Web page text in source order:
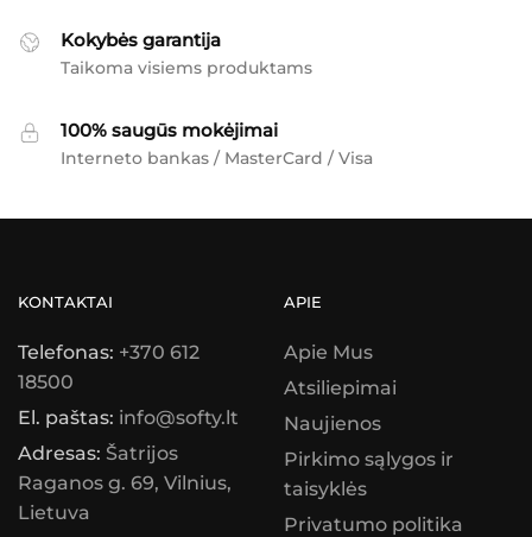
Kokybės garantija
Taikoma visiems produktams
100% saugūs mokėjimai
Interneto bankas / MasterCard / Visa
KONTAKTAI
Telefonas: +370 612
18500
El. paštas: info@softy.lt
Adresas: Šatrijos
Raganos g. 69, Vilnius,
Lietuva
APIE
Apie Mus
Atsiliepimai
Naujienos
Pirkimo sąlygos ir
taisyklės
Privatumo politika